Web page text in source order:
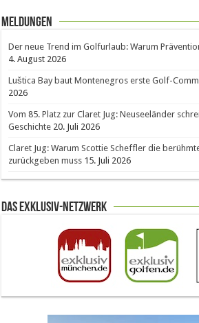
Meldungen
Der neue Trend im Golfurlaub: Warum
4. August 2026
Luštica Bay baut Montenegros erste Golf-
2026
Vom 85. Platz zur Claret Jug: Neuseeländer
Geschichte 20. Juli 2026
Claret Jug: Warum Scottie Scheffler die
zurückgeben muss 15. Juli 2026
Das Exklusiv-Netzwerk